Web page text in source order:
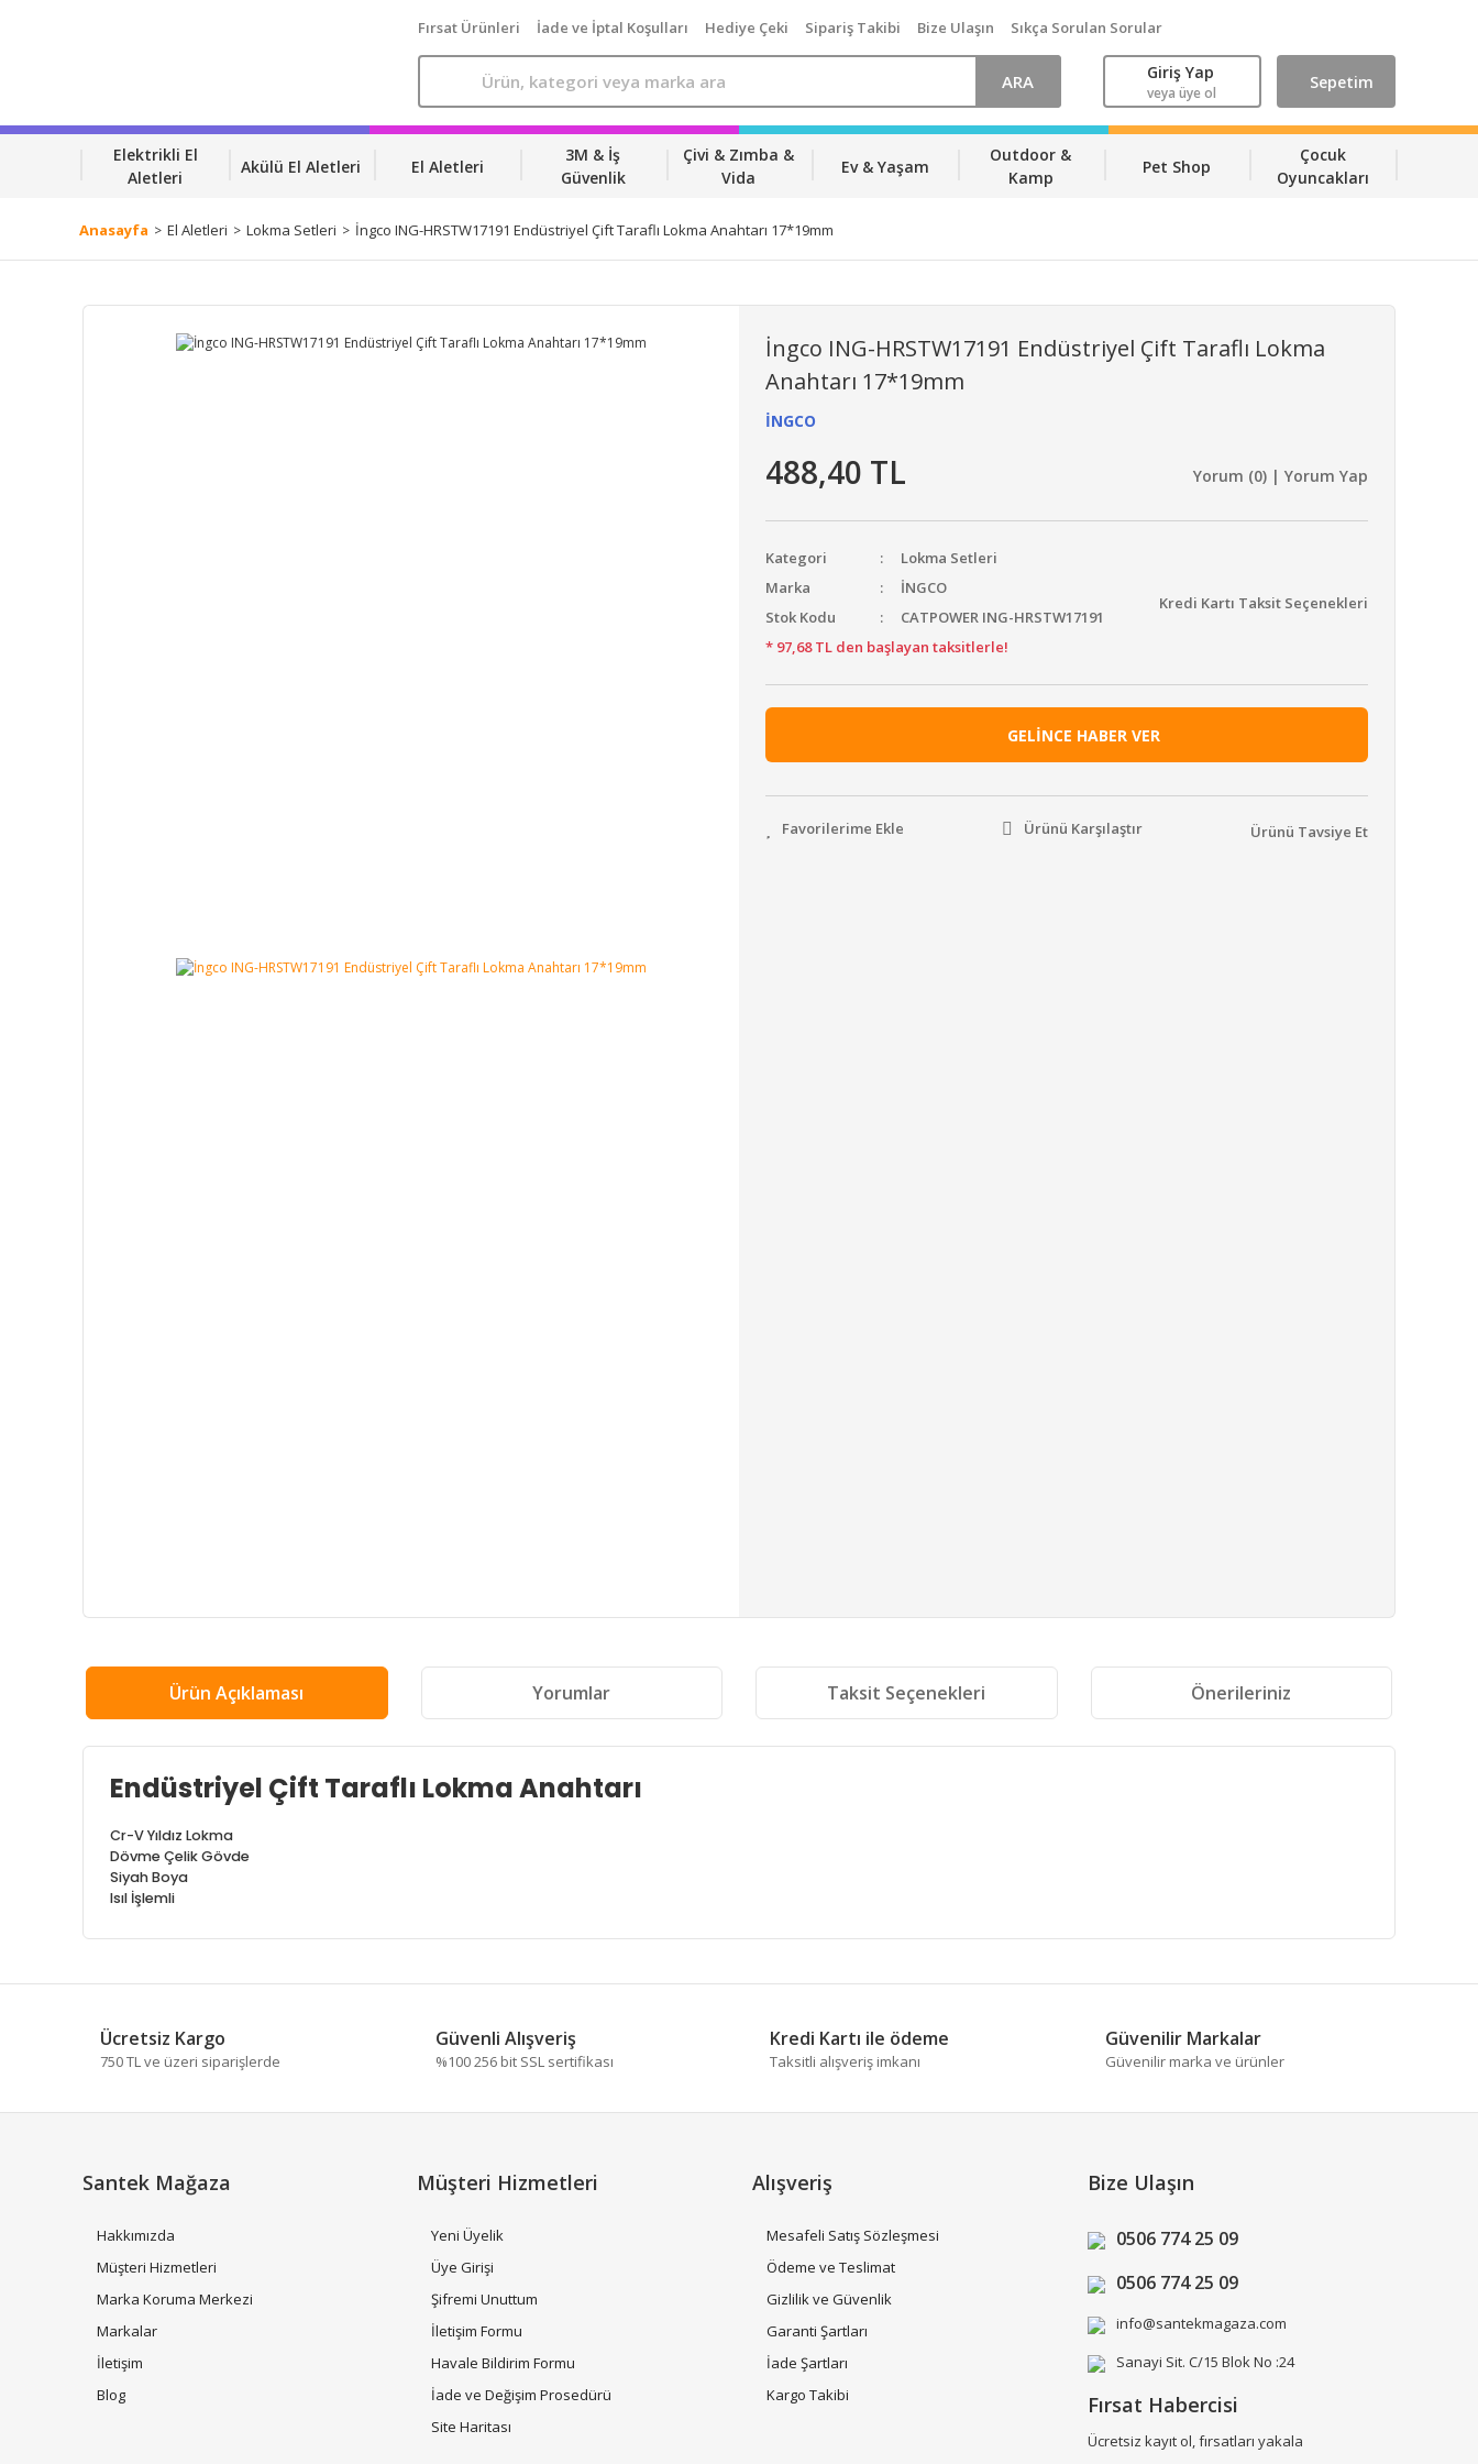
Fırsat Ürünleri İade ve İptal Koşulları Hediye Çeki Sipariş Takibi Bize Ulaşın Sıkça Sorulan Sorular
ARA Giriş Yap
veya üye ol
Sepetim
Elektrikli El
Aletleri
Akülü El Aletleri El Aletleri
3M & İş
Güvenlik
Çivi & Zımba &
Vida
Ev & Yaşam
Outdoor &
Kamp
Pet Shop
Çocuk
Oyuncakları
Anasayfa El Aletleri Lokma Setleri İngco ING-HRSTW17191 Endüstriyel Çift Taraflı Lokma Anahtarı 17*19mm
İngco ING-HRSTW17191 Endüstriyel Çift Taraflı Lokma
Anahtarı 17*19mm
İNGCO
488,40 TL Yorum (0) | Yorum Yap
Kategori
Lokma Setleri
Marka
İNGCO
Stok Kodu
CATPOWER ING-HRSTW17191
* 97,68 TL den başlayan taksitlerle!
Kredi Kartı Taksit Seçenekleri
GELİNCE HABER VER
Ürünü Karşılaştır Ürünü Tavsiye Et
Ürün Açıklaması Yorumlar Taksit Seçenekleri Önerileriniz
Endüstriyel Çift Taraflı Lokma Anahtarı
Cr-V Yıldız Lokma
Dövme Çelik Gövde
Siyah Boya
Isıl İşlemli
Ürün resmi kalitesiz, bozuk veya görüntülenemiyor.
Ürün bilgilerinde hatalar bulunuyor.
Bu ürüne benzer farklı alternatifler olmalı.
Ücretsiz Kargo
750 TL ve üzeri siparişlerde
Güvenli Alışveriş
%100 256 bit SSL sertifikası
Kredi Kartı ile ödeme
Taksitli alışveriş imkanı
Güvenilir Markalar
Güvenilir marka ve ürünler
Santek Mağaza
Hakkımızda
Müşteri Hizmetleri
Marka Koruma Merkezi
Markalar
İletişim
Blog
Müşteri Hizmetleri
Yeni Üyelik
Üye Girişi
Şifremi Unuttum
İletişim Formu
Havale Bildirim Formu
İade ve Değişim Prosedürü
Site Haritası
Alışveriş
Mesafeli Satış Sözleşmesi
Ödeme ve Teslimat
Gizlilik ve Güvenlik
Garanti Şartları
İade Şartları
Kargo Takibi
Bize Ulaşın
0506 774 25 09
0506 774 25 09
info@santekmagaza.com
Sanayi Sit. C/15 Blok No :24
Fırsat Habercisi
Ücretsiz kayıt ol, fırsatları yakala